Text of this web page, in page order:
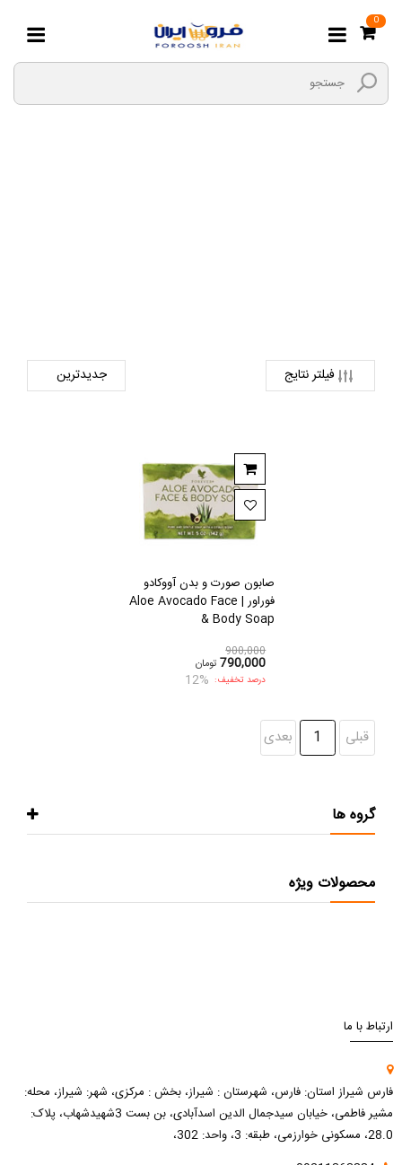
0
فیلتر نتایج
صابون صورت و بدن آووکادو
فوراور | Aloe Avocado Face
& Body Soap
900,000
790,000 تومان
درصد تخفیف: 12%
قبلی 1 بعدی
گروه ها
محصولات ویژه
ارتباط با ما
فارس شیراز استان: فارس، شهرستان : شیراز، بخش : مرکزی، شهر: شیراز، محله:
مشیر فاطمی، خیابان سیدجمال الدین اسدآبادی، بن بست 3شهیدشهاب، پلاک:
28.0، مسکونی خوارزمی، طبقه: 3، واحد: 302،